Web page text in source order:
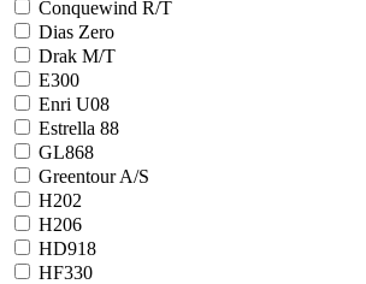
Conquewind R/T
Dias Zero
Drak M/T
E300
Enri U08
Estrella 88
GL868
Greentour A/S
H202
H206
HD918
HF330